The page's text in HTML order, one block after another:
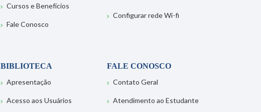
Cursos e Benefícios
Fale Conosco
Configurar rede Wi-fi
BIBLIOTECA
Apresentação
Acesso aos Usuários
FALE CONOSCO
Contato Geral
Atendimento ao Estudante